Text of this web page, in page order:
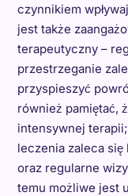
czynnikiem
jest także
terapeutyczny –
przestrzeganie
przyspieszyć
również pamiętać,
intensywnej
leczenia zaleca
oraz regularne
temu możliwe jest